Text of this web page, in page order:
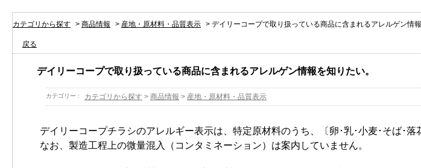
カテゴリから探す > 商品情報 > 産地・原材料・品質表示 > デイリーコープで取り扱っている商品に含まれるアレルゲン情報
戻る
デイリーコープで取り扱っている商品に含まれるアレルゲン情報を知りたい。
カテゴリー : カテゴリから探す > 商品情報 > 産地・原材料・品質表示
デイリーコープチラシのアレルギー表示は、特定原材料のうち、〔卵･乳･小麦･そば･
なお、製造工程上の微量混入（コンタミネーション）は案内していません。